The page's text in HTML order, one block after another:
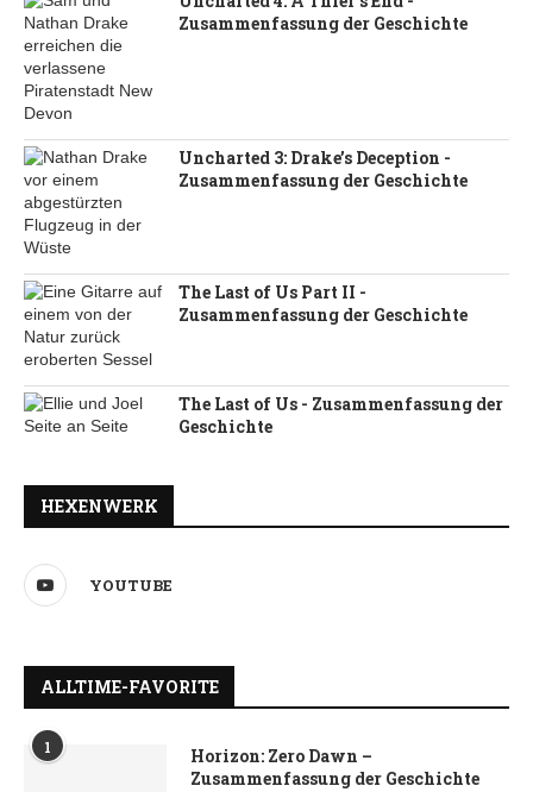
Zusammenfassung der Geschichte
Uncharted 3: Drake’s Deception -
Zusammenfassung der Geschichte
The Last of Us Part II -
Zusammenfassung der Geschichte
The Last of Us - Zusammenfassung der
Geschichte
HEXENWERK
YOUTUBE
ALLTIME-FAVORITE
1
Horizon: Zero Dawn –
Zusammenfassung der Geschichte